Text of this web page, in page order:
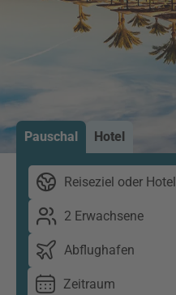
Pauschal Hotel
Reiseziel oder Hotel
2 Erwachsene
Abflughafen
Zeitraum